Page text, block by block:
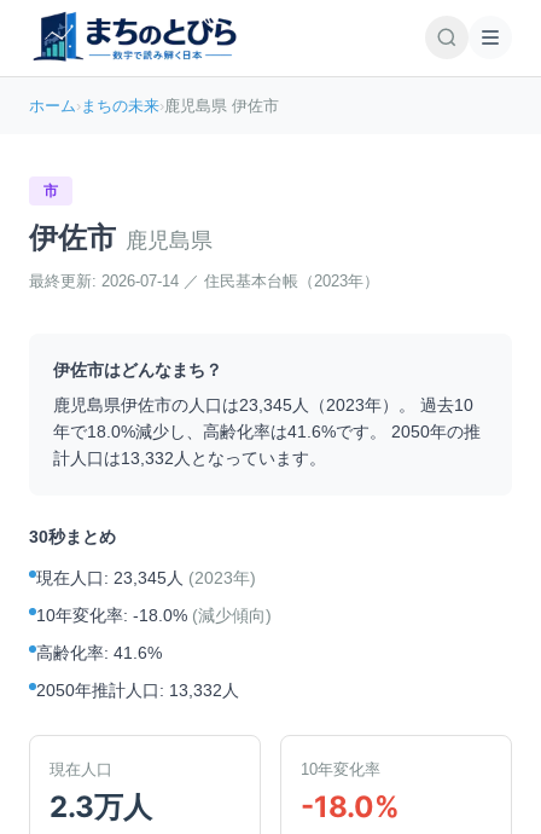
ホーム›まちの未来›鹿児島県 伊佐市
市
伊佐市 鹿児島県
最終更新: 2026-07-14 ／ 住民基本台帳（2023年）
伊佐市はどんなまち？
鹿児島県伊佐市の人口は23,345人（2023年）。 過去10
年で18.0%減少し、高齢化率は41.6%です。 2050年の推
計人口は13,332 人となっています。
30秒まとめ
現在人口: 23,345人 (2023年)
10年変化率: -18.0% (減少傾向)
高齢化率: 41.6%
2050年推計人口: 13,332人
現在人口
2.3万人
10年変化率
-18.0%